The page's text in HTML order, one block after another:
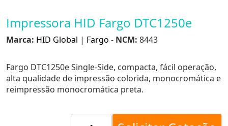
Impressora HID Fargo DTC1250e
Marca: HID Global | Fargo - NCM: 8443
Fargo DTC1250e Single-Side, compacta, fácil operação,
alta qualidade de impressão colorida, monocromática e
reimpressão monocromática preta.